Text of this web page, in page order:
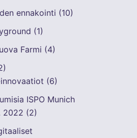
vuorovaikutteisuus.​
ennakointi (10)
(1)
Farmi (4)
(6)
ISPO Munich
2022 (2)